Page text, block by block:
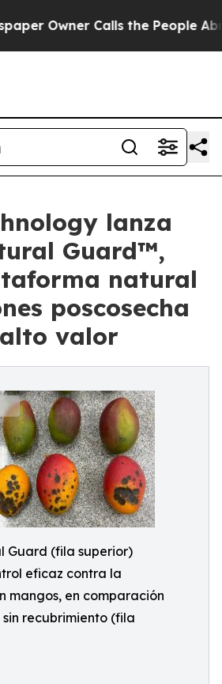
Calls the People Abruptly
lanza
Guard™,
natural
poscosecha
valor
Guard (fila superior)
eficaz contra la
mangos, en comparación
recubrimiento (fila